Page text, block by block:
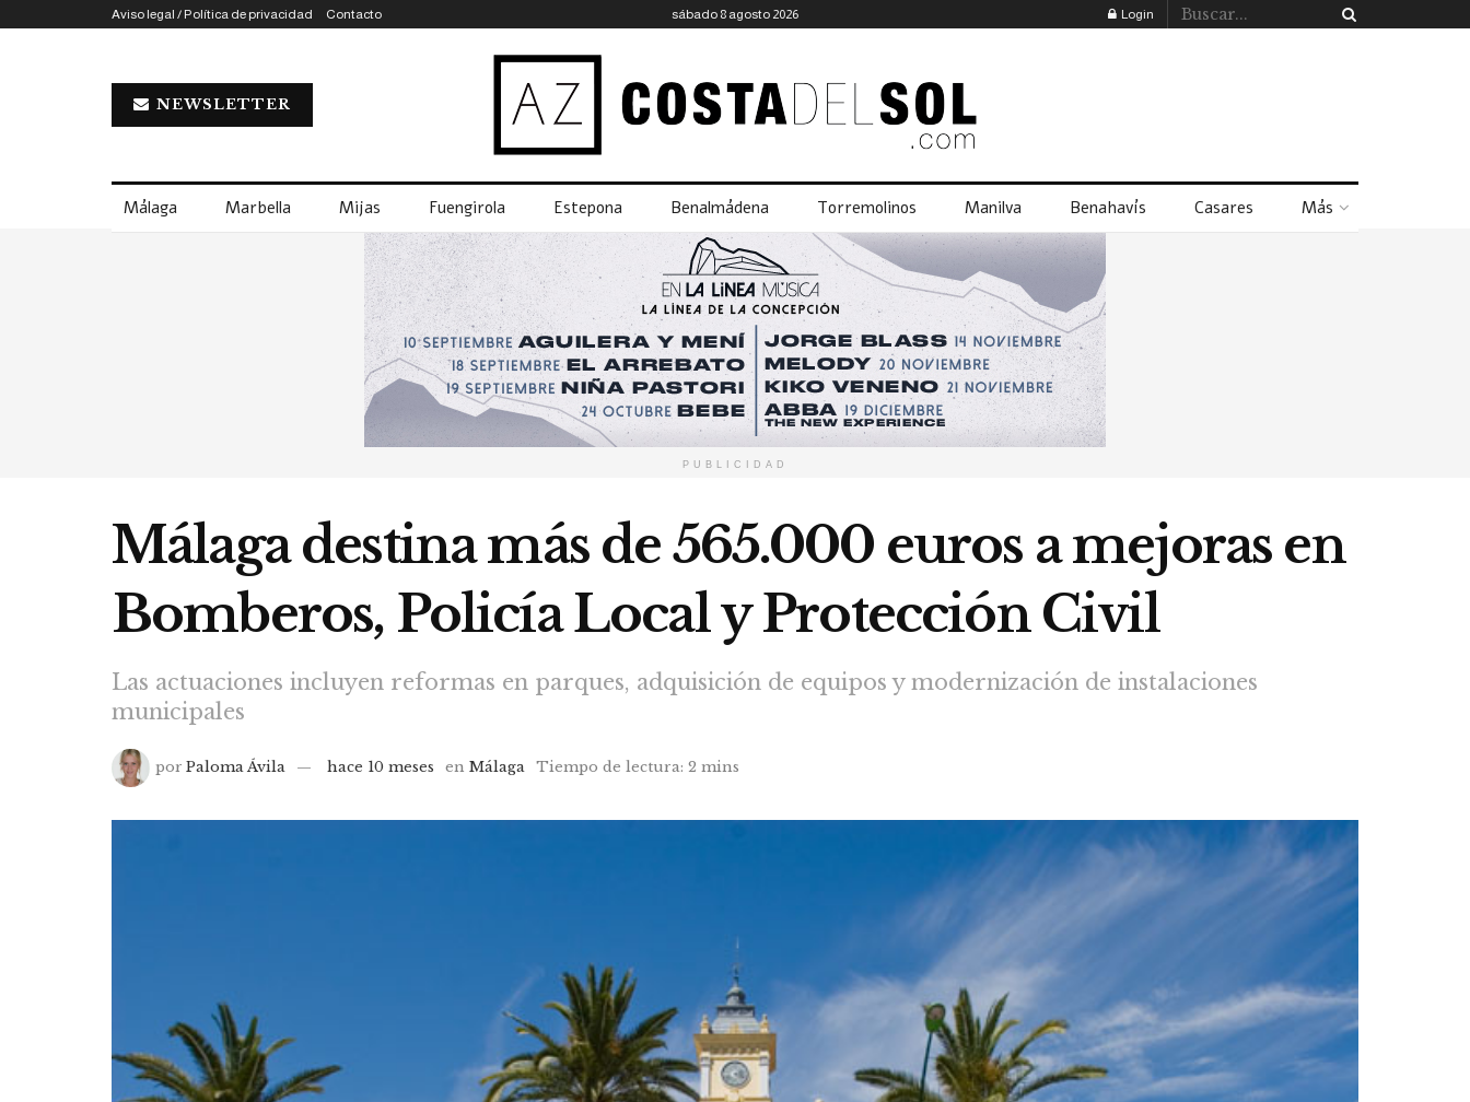
Aviso legal / Política de privacidad Contacto sábado 8 agosto 2026 Login
NEWSLETTER
Málaga Marbella Mijas Fuengirola Estepona Benalmádena Torremolinos Manilva Benahavís Casares Más
PUBLICIDAD
Málaga destina más de 565.000 euros a mejoras en
Bomberos, Policía Local y Protección Civil
Las actuaciones incluyen reformas en parques, adquisición de equipos y modernización de instalaciones
municipales
por Paloma Ávila hace 10 meses en Málaga Tiempo de lectura: 2 mins